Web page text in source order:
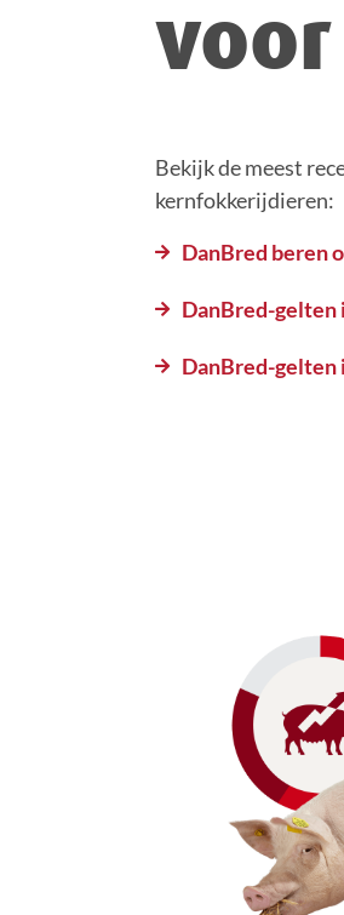
Bekijk de meest
kernfokkerijdieren:
DanBred beren
DanBred-
DanBred-